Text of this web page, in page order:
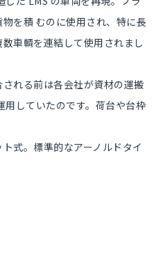
を積 むのに使用され、特に長
車輌を連結して使用されまし
れる前は各会社が資材の運搬
していたのです。荷台や台枠
式。標準的なアーノルドタイ